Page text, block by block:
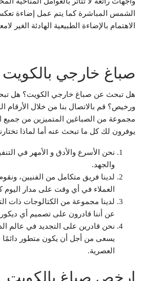
الشمس المباشرة كما يتم عمل إضاءة
الاهتمام بالإضاءة الطبيعية الهادئة الغير
صباغ خارجي بالكويت
هل تبحث عن صباغ خارجي الكويت؟ هل
ورخيص؟ قم بالاتصال بنا من خلال الأرقام
مجموعة من الصباغين المتميزين من جميع
يوفرون لك كل ما تبحث عنه أما لماذا
نحن الأسرع والأدق و الأمهر في
والجهد.
لدينا فريق متكامل من الفنيين،
العملاء في أي وقت على مدار اليوم
لدينا مجموعة من الكتالوجات ذات
عن أننا قادرون على تصميم أي
نحن قادرين على التجديد في عالم
يسعى من أجل أن يكون متطور دائمًا
العصرية.
ارخص صباغ بالكويت